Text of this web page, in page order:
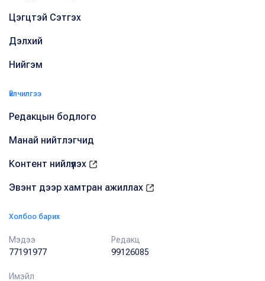
Цэгцтэй Сэтгэх
Дэлхий
Нийгэм
Үйлчилгээ
Редакцын бодлого
Манай нийтлэгчид
Контент нийлүүлэх
Эвэнт дээр хамтран ажиллах
Холбоо барих
Мэдээ
77191977
Редакц
99126085
Имэйл